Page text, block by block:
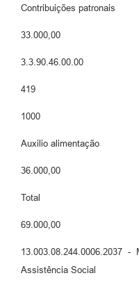
Contribuições patronais
33.000,00
3.3.90.46.00.00
419
1000
Auxilio alimentação
36.000,00
Total
69.000,00
13.003.08.244.0006.2037
Assistência Social